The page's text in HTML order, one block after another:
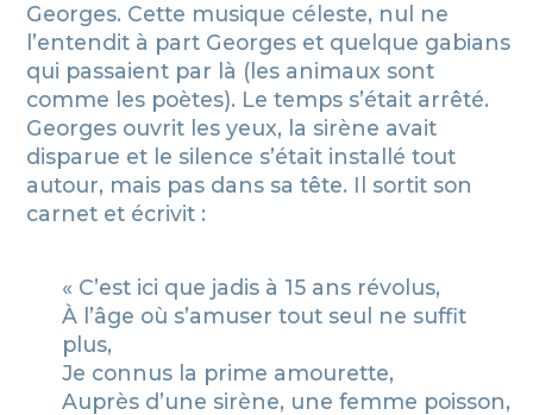
Georges. Cette musique céleste, nul ne
l’entendit à part Georges et quelque gabians
qui passaient par là (les animaux sont
comme les poètes). Le temps s’était arrêté.
Georges ouvrit les yeux, la sirène avait
disparue et le silence s’était installé tout
autour, mais pas dans sa tête. Il sortit son
carnet et écrivit :
« C’est ici que jadis à 15 ans révolus,
À l’âge où s’amuser tout seul ne suffit
plus,
Je connus la prime amourette,
Auprès d’une sirène, une femme poisson,